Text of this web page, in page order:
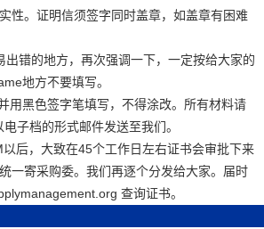
性。证明信须签字同时盖章，如盖章有困难
出错的地方，再次强调一下，一定按给大家的
地方不要填写。
用黑色签字笔填写，不得涂改。所有材料请
子档的形式邮件发送至我们。
后，大致在45个工作日左右证书会审批下来
一寄采购委。我们再逐个分发给大家。届时
查询证书。